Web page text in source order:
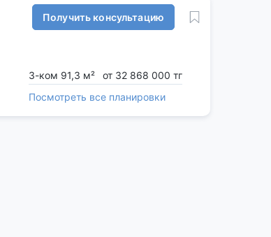
Получить консультацию
3-ком 91,3 м²
от 32 868 000 тг
Посмотреть все планировки